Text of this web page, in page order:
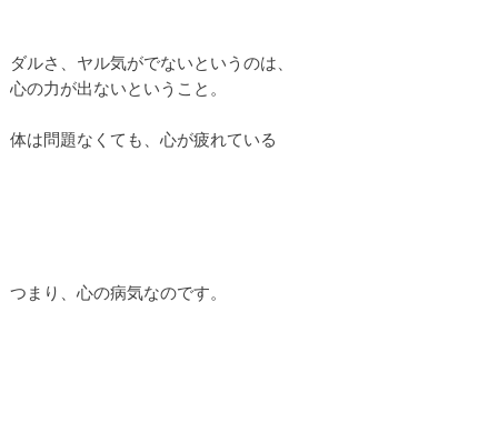
ダルさ、ヤル気がでないというのは、
心の力が出ないということ。
体は問題なくても、心が疲れている
つまり、心の病気なのです。